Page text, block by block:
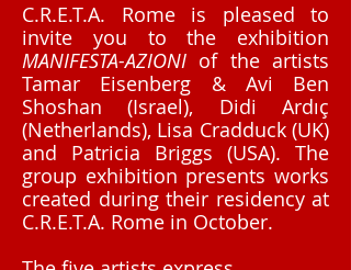
C.R.E.T.A. Rome is pleased to
invite you to the exhibition
MANIFESTA-AZIONI of the artists
Tamar Eisenberg & Avi Ben
Shoshan (Israel), Didi Ardıç
(Netherlands), Lisa Cradduck (UK)
and Patricia Briggs (USA). The
group exhibition presents works
created during their residency at
C.R.E.T.A. Rome in October.